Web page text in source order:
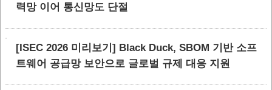
력망 이어 통신망도 단절
[ISEC 2026 미리보기] Black Duck, SBOM 기반 소프
트웨어 공급망 보안으로 글로벌 규제 대응 지원